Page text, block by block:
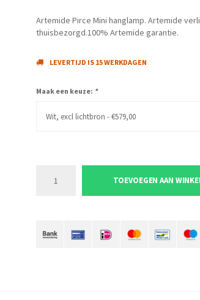
Artemide Pirce Mini hanglamp. Artemide
thuisbezorgd.100% Artemide garantie.
LEVERTIJD IS 15 WERKDAGEN
Maak een keuze: *
Wit, excl lichtbron - €579,00
TOEVOEGEN AAN